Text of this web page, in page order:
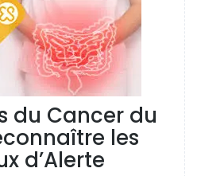
du Cancer du
les
d’Alerte